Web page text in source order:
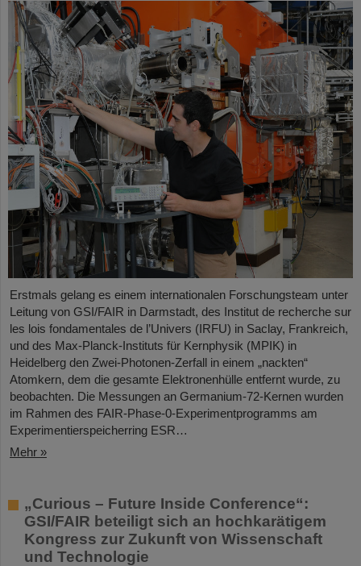
Erstmals gelang es einem internationalen Forschungsteam unter
Leitung von GSI/FAIR in Darmstadt, des Institut de recherche sur
les lois fondamentales de l’Univers (IRFU) in Saclay, Frankreich,
und des Max-Planck-Instituts für Kernphysik (MPIK) in
Heidelberg den Zwei-Photonen-Zerfall in einem „nackten“
Atomkern, dem die gesamte Elektronenhülle entfernt wurde, zu
beobachten. Die Messungen an Germanium-72-Kernen wurden
im Rahmen des FAIR-Phase-0-Experimentprogramms am
Experimentierspeicherring ESR…
Mehr »
„Curious – Future Inside Conference“:
GSI/FAIR beteiligt sich an hochkarätigem
Kongress zur Zukunft von Wissenschaft
und Technologie